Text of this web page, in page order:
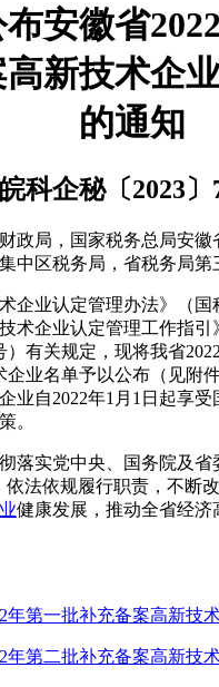
安徽省
新技术企
的通知
皖科企秘〔2023〕
政局，国家税务总局安徽
中区税务局，省税务局第
企业认定管理办法》（国
术企业认定管理工作指引
）有关规定，现将我省
企业名单予以公布（见附
业自2022年1月1日起享
。
落实党中央、国务院及省
依法依规履行职责，不断
健康发展，推动全省经济
年第一批补充备案高新技
年第二批补充备案高新技